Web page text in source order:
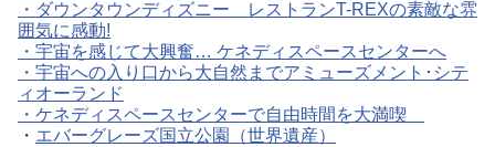
・ ダウンタウンディズニー レストランT-REXの素敵な雰
囲気に感動!
・ 宇宙を感じて大興奮… ケネディスペースセンターへ
・ 宇宙への入り口から大自然までアミューズメント･シテ
ィオーランド
・ ケネディスペースセンターで自由時間を大満喫
・ エバーグレーズ国立公園（世界遺産）